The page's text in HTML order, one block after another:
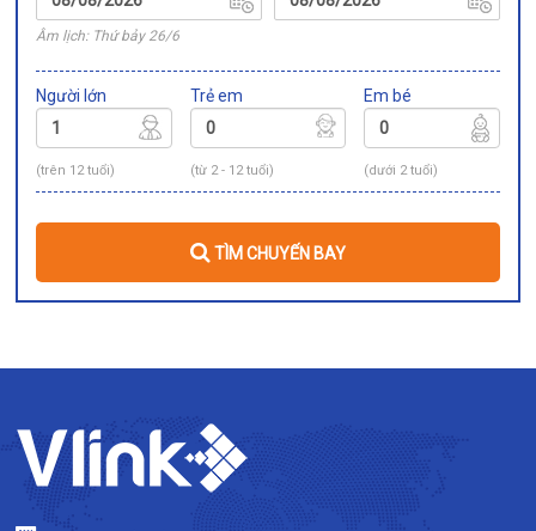
Âm lịch: Thứ bảy 26/6
Người lớn
(trên 12 tuổi)
Trẻ em
(từ 2 - 12 tuổi)
Em bé
(dưới 2 tuổi)
TÌM CHUYẾN BAY